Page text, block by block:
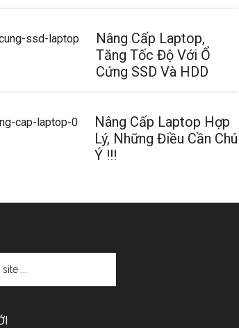
Nâng Cấp Laptop,
Tăng Tốc Độ Với Ổ
Cứng SSD Và HDD
Nâng Cấp Laptop Hợp
Lý, Những Điều Cần Chú
Ý !!!